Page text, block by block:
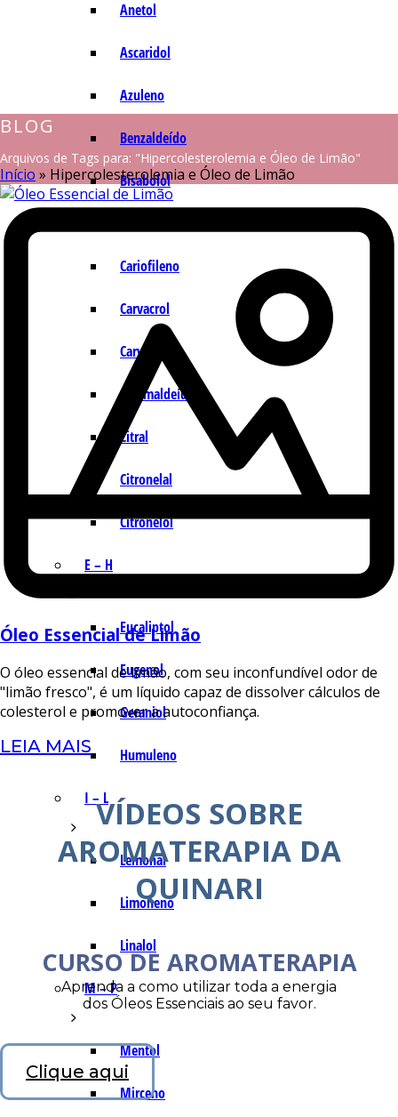
Anetol
Ascaridol
Azuleno
Benzaldeído
Bisabolol
Cariofileno
Carvacrol
Carvona
Cinamaldeído
Citral
Citronelal
Citronelol
E – H
Eucaliptol
Eugenol
Geraniol
Humuleno
I – L
Lemonal
Limoneno
Linalol
M – P
Mentol
Mirceno
BLOG
Arquivos de Tags para: "Hipercolesterolemia e Óleo de Limão"
Início » Hipercolesterolemia e Óleo de Limão
Óleo Essencial de Limão
O óleo essencial de limão, com seu inconfundível odor de
"limão fresco", é um líquido capaz de dissolver cálculos de
colesterol e promover a autoconfiança.
LEIA MAIS
VÍDEOS SOBRE
AROMATERAPIA DA
QUINARI
CURSO DE AROMATERAPIA
Aprenda a como utilizar toda a energia
dos Óleos Essenciais ao seu favor.
Clique aqui